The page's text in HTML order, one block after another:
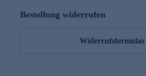
Bestellung widerrufen
Widerrufsformular